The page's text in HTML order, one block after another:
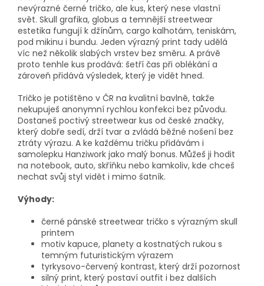
nevýrazné černé tričko, ale kus, který nese vlastní
svět. Skull grafika, globus a temnější streetwear
estetika fungují k džínům, cargo kalhotám, teniskám,
pod mikinu i bundu. Jeden výrazný print tady udělá
víc než několik slabých vrstev bez směru. A právě
proto tenhle kus prodává: šetří čas při oblékání a
zároveň přidává výsledek, který je vidět hned.
Tričko je potištěno v ČR na kvalitní bavlně, takže
nekupuješ anonymní rychlou konfekci bez původu.
Dostaneš poctivý streetwear kus od české značky,
který dobře sedí, drží tvar a zvládá běžné nošení bez
ztráty výrazu. A ke každému tričku přidávám i
samolepku Hanziwork jako malý bonus. Můžeš ji hodit
na notebook, auto, skříňku nebo kamkoliv, kde chceš
nechat svůj styl vidět i mimo šatník.
Výhody:
černé pánské streetwear tričko s výrazným skull
printem
motiv kapuce, planety a kostnatých rukou s
temným futuristickým výrazem
tyrkysovo-červený kontrast, který drží pozornost
silný print, který postaví outfit i bez dalších